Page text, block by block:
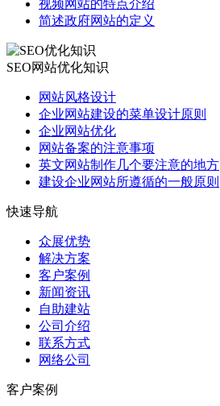
视频网站的特点介绍
简述政府网站的定义
SEO网站优化知识
网站风格设计
企业网站建设的菜单设计原则
企业网站优化
网站备案的注意事项
英文网站制作几个要注意的地方
建设企业网站所遵循的一般原则
快速导航
众展优势
解决方案
客户案例
新闻资讯
自助建站
公司介绍
联系方式
网络公司
客户案例